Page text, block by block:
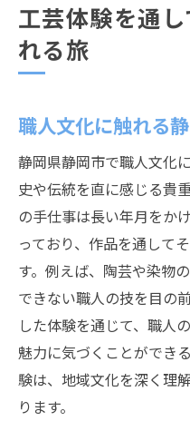
工芸体験を通
れる旅
職人文化に触れる
静岡県静岡市で職人文化
史や伝統を直に感じる貴
の手仕事は長い年月をか
っており、作品を通して
す。例えば、陶芸や染物
できない職人の技を目の
した体験を通じて、職人
魅力に気づくことができ
験は、地域文化を深く理
ります。